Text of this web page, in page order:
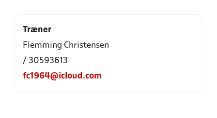
Træner
Flemming Christensen
/ 30593613
fc1964@icloud.com